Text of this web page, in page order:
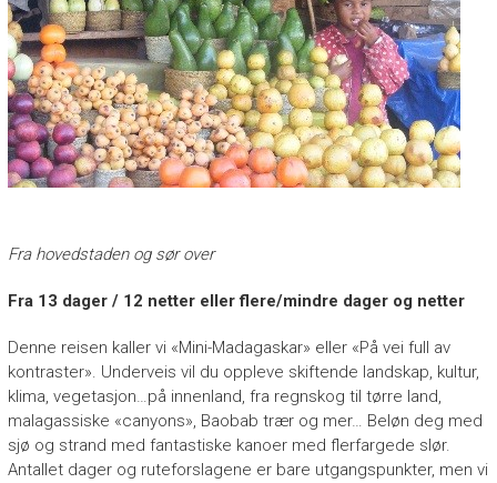
Fra hovedstaden og sør over
Fra 13 dager / 12 netter eller flere/mindre dager og netter
Denne reisen kaller vi «Mini-Madagaskar» eller «På vei full av
kontraster». Underveis vil du oppleve skiftende landskap, kultur,
klima, vegetasjon…på innenland, fra regnskog til tørre land,
malagassiske «canyons», Baobab trær og mer… Beløn ​​deg med
sjø og strand med fantastiske kanoer med flerfargede slør.
Antallet dager og ruteforslagene er bare utgangspunkter, men vi